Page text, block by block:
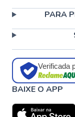
PARA
Verificada
BAIXE O APP